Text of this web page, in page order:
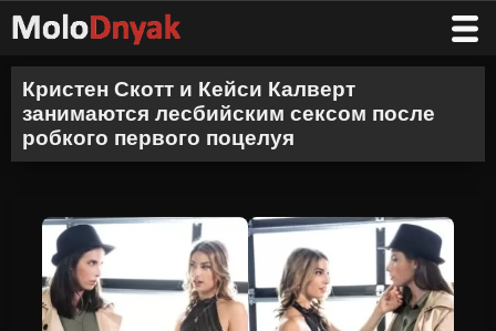
Кристен Скотт и Кейси Калверт
занимаются лесбийским сексом после
робкого первого поцелуя